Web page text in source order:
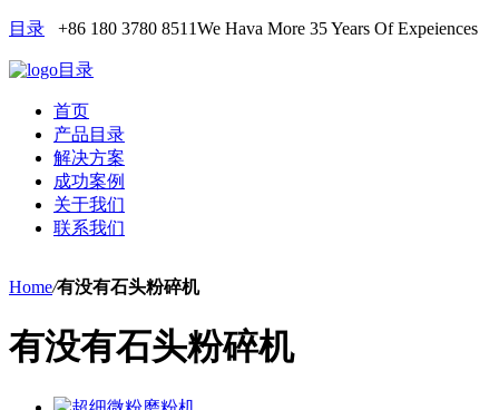
目录 +86 180 3780 8511We Hava More 35 Years Of Expeiences
目录
首页
产品目录
解决方案
成功案例
关于我们
联系我们
Home/有没有石头粉碎机
有没有石头粉碎机